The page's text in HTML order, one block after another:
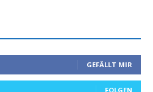
GEFÄLLT MIR
FOLGEN